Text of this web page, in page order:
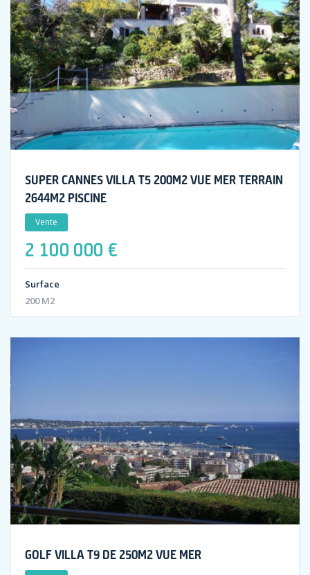
SUPER CANNES VILLA T5 200M2 VUE MER TERRAIN
2644M2 PISCINE
Vente
2 100 000 €
Surface
200 M2
GOLF VILLA T9 DE 250M2 VUE MER